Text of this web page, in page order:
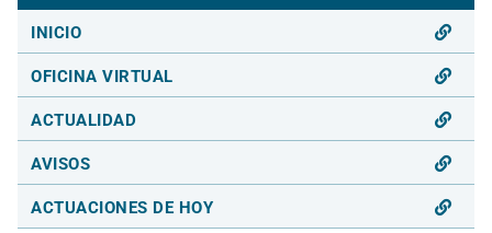
INICIO
OFICINA VIRTUAL
ACTUALIDAD
AVISOS
ACTUACIONES DE HOY